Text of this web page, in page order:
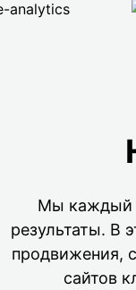
Мы каждый
результаты. В
продвижения,
сайтов